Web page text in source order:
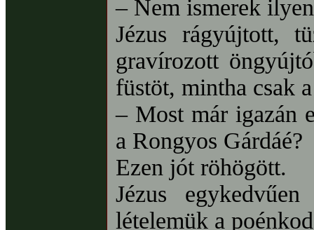
– Nem ismerek
Jézus rágyújtott,
gravírozott
füstöt, mintha csak
– Most már igazán
a Rongyos Gárdáé?
Ezen jót röhögött.
Jézus
lételemük a